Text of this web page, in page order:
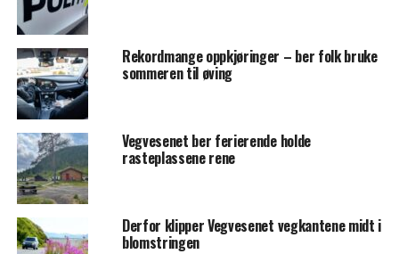
Rekordmange oppkjøringer – ber folk bruke
sommeren til øving
Vegvesenet ber ferierende holde
rasteplassene rene
Derfor klipper Vegvesenet vegkantene midt i
blomstringen